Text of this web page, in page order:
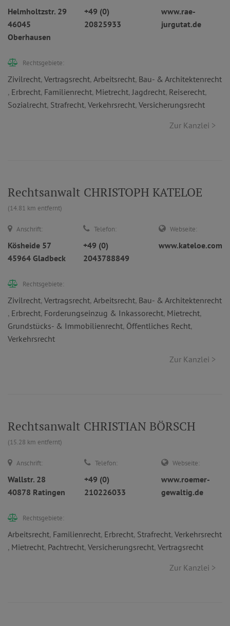
Helmholtzstr. 29
46045
Oberhausen
+49 (0)
20825933
www.rae-
jurgutat.de
Rechtsgebiete:
Zivilrecht, Vertragsrecht, Arbeitsrecht, Bau- & Architektenrecht
, Erbrecht, Familienrecht, Mietrecht,Jagdrecht, Reiserecht,
Sozialrecht, Strafrecht, Verkehrsrecht, Versicherungsrecht
Zur Kanzlei >
Rechtsanwalt CHRISTOPH KATELOE
(14.81 km entfernt)
Anschrift:
Kösheide 57
45964 Gladbeck
Telefon:
+49 (0)
2043788849
Webseite:
www.kateloe.com
Rechtsgebiete:
Zivilrecht, Vertragsrecht, Arbeitsrecht, Bau- & Architektenrecht
, Erbrecht, Forderungseinzug & Inkassorecht, Mietrecht,
Grundstücks- & Immobilienrecht, Öffentliches Recht,
Verkehrsrecht
Zur Kanzlei >
Rechtsanwalt CHRISTIAN BÖRSCH
(15.28 km entfernt)
Anschrift:
Wallstr. 28
40878 Ratingen
Telefon:
+49 (0)
210226033
Webseite:
www.roemer-
gewaltig.de
Rechtsgebiete:
Arbeitsrecht, Familienrecht, Erbrecht, Strafrecht, Verkehrsrecht
, Mietrecht, Pachtrecht, Versicherungsrecht, Vertragsrecht
Zur Kanzlei >